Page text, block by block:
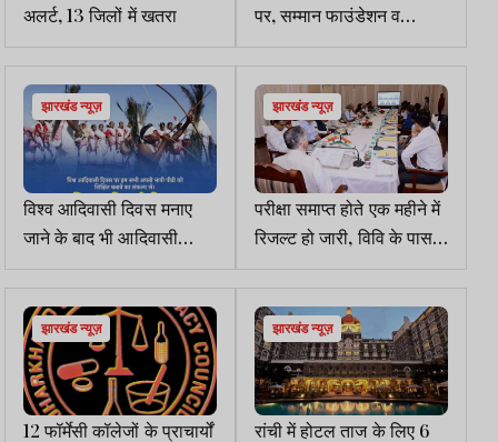
अलर्ट, 13 जिलों में खतरा
पर, सम्मान फाउंडेशन व
कर्मचारी संघ के बीच विवाद
गहराया
झारखंड न्यूज़
विश्व आदिवासी दिवस मनाए
जाने के बाद भी आदिवासी
समाज के अस्तित्व पर गहराता
जा रहा है संकट
झारखंड न्यूज़
परीक्षा समाप्त होते एक महीने में
रिजल्ट हो जारी, विवि के पास
हो स्पष्ट विजनः राज्यपाल
झारखंड न्यूज़
12 फॉर्मेसी कॉलेजों के प्राचार्यों
झारखंड न्यूज़
रांची में होटल ताज के लिए 6